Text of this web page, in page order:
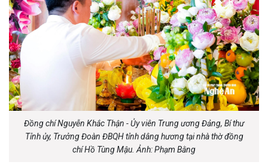
Đồng chí Nguyễn Khắc Thận - Ủy viên Trung ương Đảng, Bí thư
Tỉnh ủy, Trưởng Đoàn ĐBQH tỉnh dâng hương tại nhà thờ đồng
chí Hồ Tùng Mậu. Ảnh: Phạm Bằng